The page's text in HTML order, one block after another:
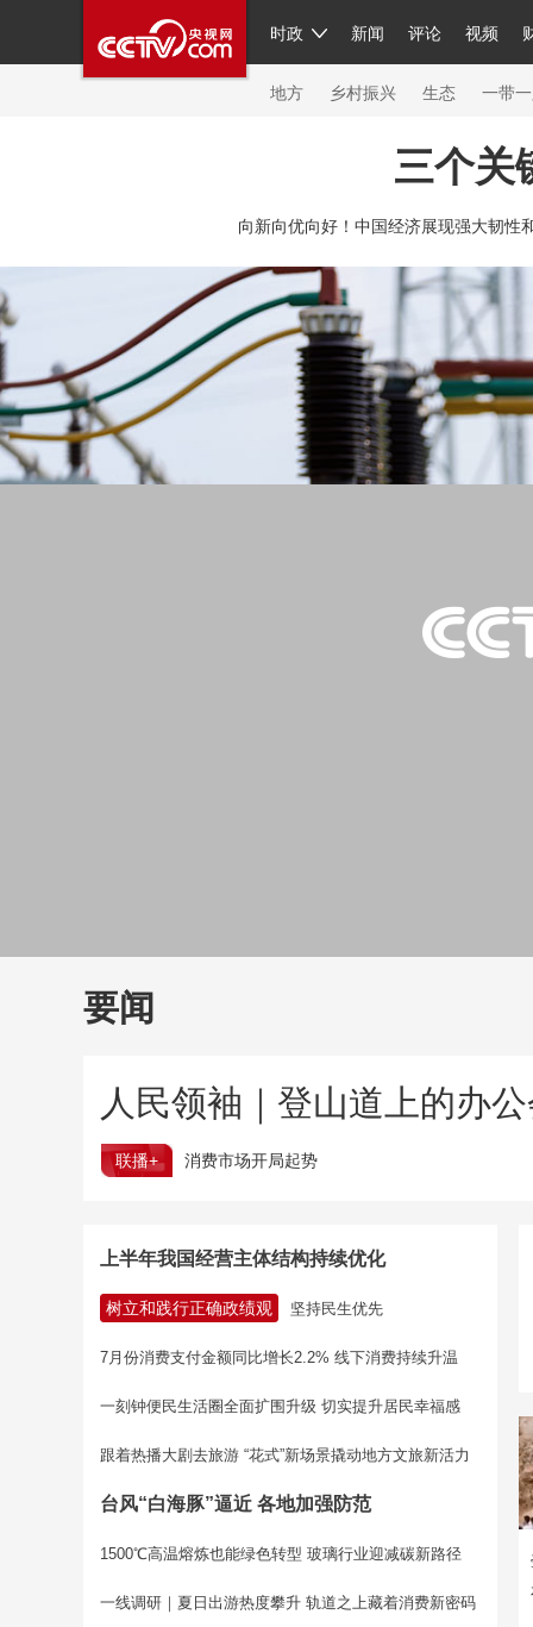
时政 新闻 评论 视频
人民领袖习近平 联播+ 中国
直播 片库 栏目大全 节目单
繁体 海外频道 iPanda
地方 乡村振兴 生态 一带
秧纪录 纪
新闻 国内 国际 评论 经济 军事 科技
人民领袖习近平 联播+ 热解读 天天学习
视频 小央视频 小央直播 直播中国 熊猫频
现场 快看 蓝海中国 新兵请入
体育 2026年世界杯 2026年冬奥
云顶对话 云
三个关
向新向优向好！中国经济展现强大韧性
要闻
人民领袖｜登山道上的办
联播+ 消费市场开局起势
上半年我国经营主体结构持续优化
树立和践行正确政绩观 坚持民生优先
7月份消费支付金额同比增长2.2% 线下消费持续升温
一刻钟便民生活圈全面扩围升级 切实提升居民幸福感
跟着热播大剧去旅游 “花式”新场景撬动地方文旅新活力
台风“白海豚”逼近 各地加强防范
1500℃高温熔炼也能绿色转型 玻璃行业迎减碳新路径
一线调研｜夏日出游热度攀升 轨道之上藏着消费新密码